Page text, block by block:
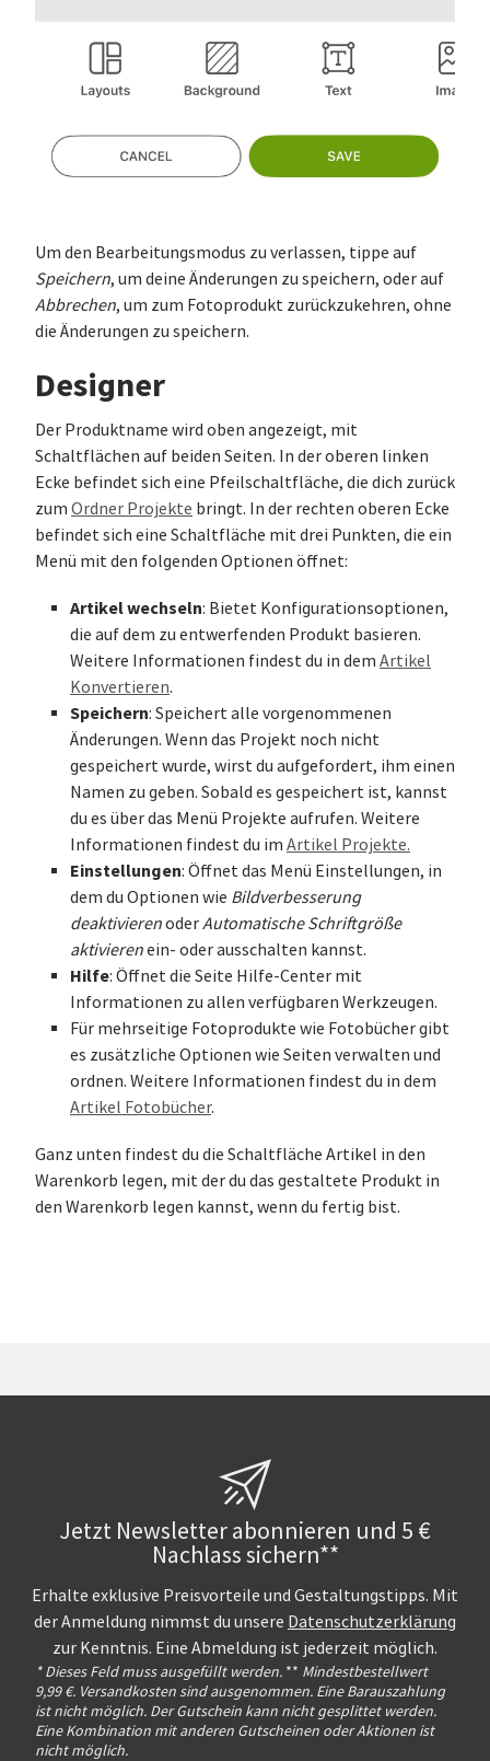
Um den Bearbeitungsmodus zu verlassen, tippe auf
Speichern, um deine Änderungen zu speichern, oder auf
Abbrechen, um zum Fotoprodukt zurückzukehren, ohne
die Änderungen zu speichern.
Designer
Der Produktname wird oben angezeigt, mit
Schaltflächen auf beiden Seiten. In der oberen linken
Ecke befindet sich eine Pfeilschaltfläche, die dich zurück
zum Ordner Projekte bringt. In der rechten oberen Ecke
befindet sich eine Schaltfläche mit drei Punkten, die ein
Menü mit den folgenden Optionen öffnet:
Artikel wechseln: Bietet Konfigurationsoptionen,
die auf dem zu entwerfenden Produkt basieren.
Weitere Informationen findest du in dem Artikel
Konvertieren.
Speichern: Speichert alle vorgenommenen
Änderungen. Wenn das Projekt noch nicht
gespeichert wurde, wirst du aufgefordert, ihm einen
Namen zu geben. Sobald es gespeichert ist, kannst
du es über das Menü Projekte aufrufen. Weitere
Informationen findest du im Artikel Projekte.
Einstellungen: Öffnet das Menü Einstellungen, in
dem du Optionen wie Bildverbesserung
deaktivierenoderAutomatische Schriftgröße
aktivierenein- oder ausschalten kannst.
Hilfe: Öffnet die Seite Hilfe-Center mit
Informationen zu allen verfügbaren Werkzeugen.
Für mehrseitige Fotoprodukte wie Fotobücher gibt
es zusätzliche Optionen wie Seiten verwalten und
ordnen. Weitere Informationen findest du in dem
Artikel Fotobücher.
Ganz unten findest du die Schaltfläche Artikel in den
Warenkorb legen, mit der du das gestaltete Produkt in
den Warenkorb legen kannst, wenn du fertig bist.
Jetzt Newsletter abonnieren und 5 €
Nachlass sichern**
Erhalte exklusive Preisvorteile und Gestaltungstipps. Mit
der Anmeldung nimmst du unsere Datenschutzerklärung
zur Kenntnis. Eine Abmeldung ist jederzeit möglich.
* Dieses Feld muss ausgefüllt werden. ** Mindestbestellwert
9,99 €. Versandkosten sind ausgenommen. Eine Barauszahlung
ist nicht möglich. Der Gutschein kann nicht gesplittet werden.
Eine Kombination mit anderen Gutscheinen oder Aktionen ist
nicht möglich.